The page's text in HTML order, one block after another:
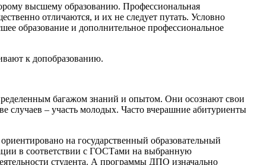
высшему образованию. Профессиональная
отличаются, и их не следует путать. Условно
образование и дополнительное профессиональное
к допобразованию.
багажом знаний и опытом. Они осознают свои
случаев – участь молодых. Часто вчерашние абитуриенты
на государственный образовательный
в соответствии с ГОСТами на выбранную
студента. А программы ДПО изначально